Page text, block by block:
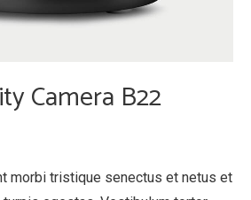
Camera B22
morbi tristique senectus et netus et